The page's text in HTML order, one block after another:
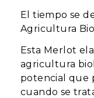
El tiempo se
Agricultura
Esta Merlot
agricultura
potencial que
cuando se